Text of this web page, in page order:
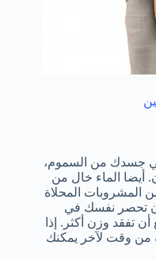
جسدك من السموم،
أيضا الماء خال من
المشروبات المحلاة
أن تحصر نفسك في
تفقد وزن أكثر. إذا
من وقت لآخر يمكنك